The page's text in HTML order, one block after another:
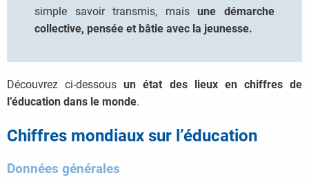
simple savoir transmis, maisune démarche
collective, pensée et bâtie avec la jeunesse.
Découvrez ci-dessousun état des lieux en chiffres de
l’éducation dans le monde.
Chiffres mondiaux sur l’éducation
Données générales